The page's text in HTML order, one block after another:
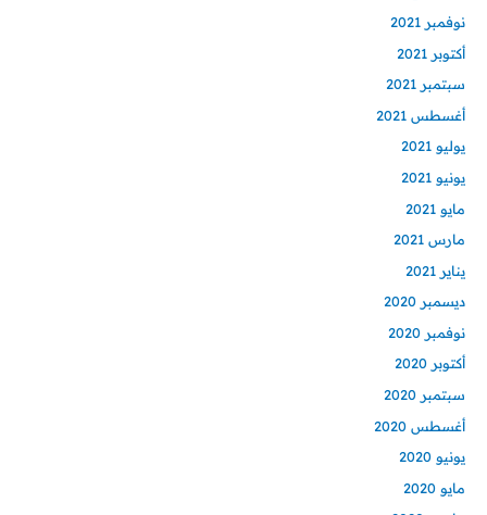
نوفمبر 2021
أكتوبر 2021
سبتمبر 2021
أغسطس 2021
يوليو 2021
يونيو 2021
مايو 2021
مارس 2021
يناير 2021
ديسمبر 2020
نوفمبر 2020
أكتوبر 2020
سبتمبر 2020
أغسطس 2020
يونيو 2020
مايو 2020